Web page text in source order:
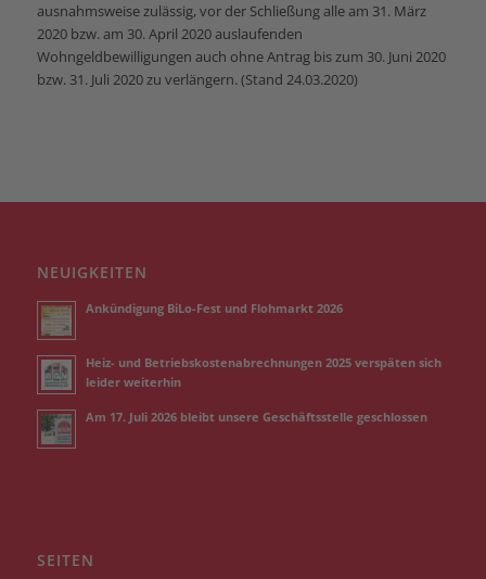
ausnahmsweise zulässig, vor der Schließung alle am 31. März
2020 bzw. am 30. April 2020 auslaufenden
Wohngeldbewilligungen auch ohne Antrag bis zum 30. Juni 2020
bzw. 31. Juli 2020 zu verlängern. (Stand 24.03.2020)
NEUIGKEITEN
Ankündigung BiLo-Fest und Flohmarkt 2026
Heiz- und Betriebskostenabrechnungen 2025 verspäten sich
leider weiterhin
Am 17. Juli 2026 bleibt unsere Geschäftsstelle geschlossen
SEITEN